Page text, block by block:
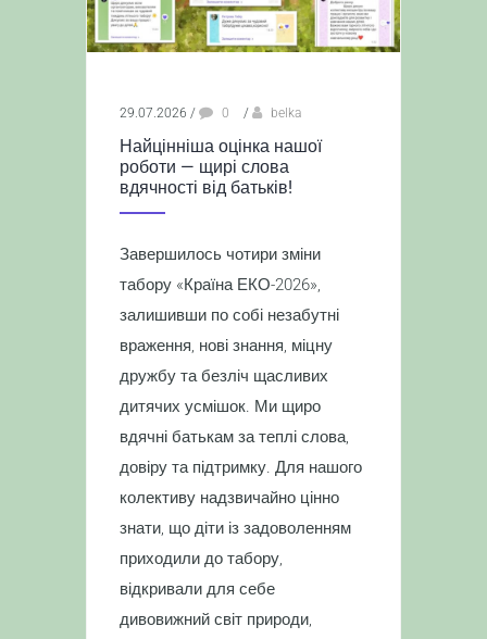
29.07.2026 / 0 / belka
Найцінніша оцінка нашої
роботи — щирі слова
вдячності від батьків!
Завершилось чотири зміни
табору «Країна ЕКО-2026»,
залишивши по собі незабутні
враження, нові знання, міцну
дружбу та безліч щасливих
дитячих усмішок. Ми щиро
вдячні батькам за теплі слова,
довіру та підтримку. Для нашого
колективу надзвичайно цінно
знати, що діти із задоволенням
приходили до табору,
відкривали для себе
дивовижний світ природи,